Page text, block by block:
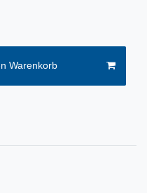
Warenkorb